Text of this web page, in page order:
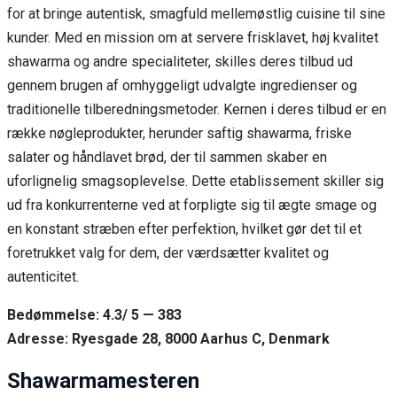
for at bringe autentisk, smagfuld mellemøstlig cuisine til sine
kunder. Med en mission om at servere frisklavet, høj kvalitet
shawarma og andre specialiteter, skilles deres tilbud ud
gennem brugen af omhyggeligt udvalgte ingredienser og
traditionelle tilberedningsmetoder. Kernen i deres tilbud er en
række nøgleprodukter, herunder saftig shawarma, friske
salater og håndlavet brød, der til sammen skaber en
uforlignelig smagsoplevelse. Dette etablissement skiller sig
ud fra konkurrenterne ved at forpligte sig til ægte smage og
en konstant stræben efter perfektion, hvilket gør det til et
foretrukket valg for dem, der værdsætter kvalitet og
autenticitet.
Bedømmelse: 4.3/ 5 — 383
Adresse: Ryesgade 28, 8000 Aarhus C, Denmark
Shawarmamesteren